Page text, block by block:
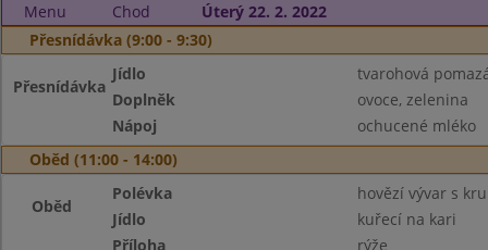
Menu
Chod
Úterý 22. 2. 2022
Přesnídávka (9:00 - 9:30)
Přesnídávka
Jídlo
tvarohová
Doplněk
ovoce, zelenina
Nápoj
ochucené mléko
Oběd (11:00 - 14:00)
Oběd
Polévka
hovězí vývar s
Jídlo
kuřecí na kari
Příloha
rýže